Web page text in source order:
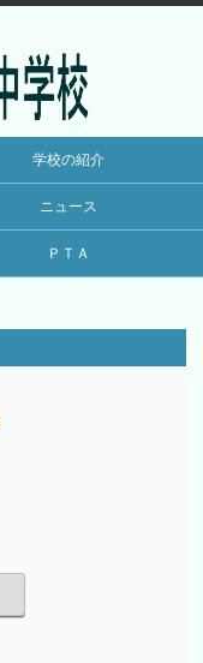
学校の紹介
ニュース
ＰＴＡ